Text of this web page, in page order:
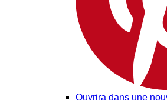
Ouvrira dans une